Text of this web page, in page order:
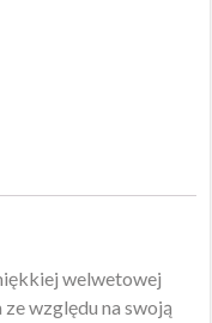
welwetowej
względu na swoją